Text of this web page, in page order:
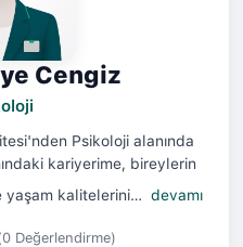
Cengiz
Psikoloji alanında
kariyerime, bireylerin
yaşam kalitelerini… devamı
Değerlendirme)